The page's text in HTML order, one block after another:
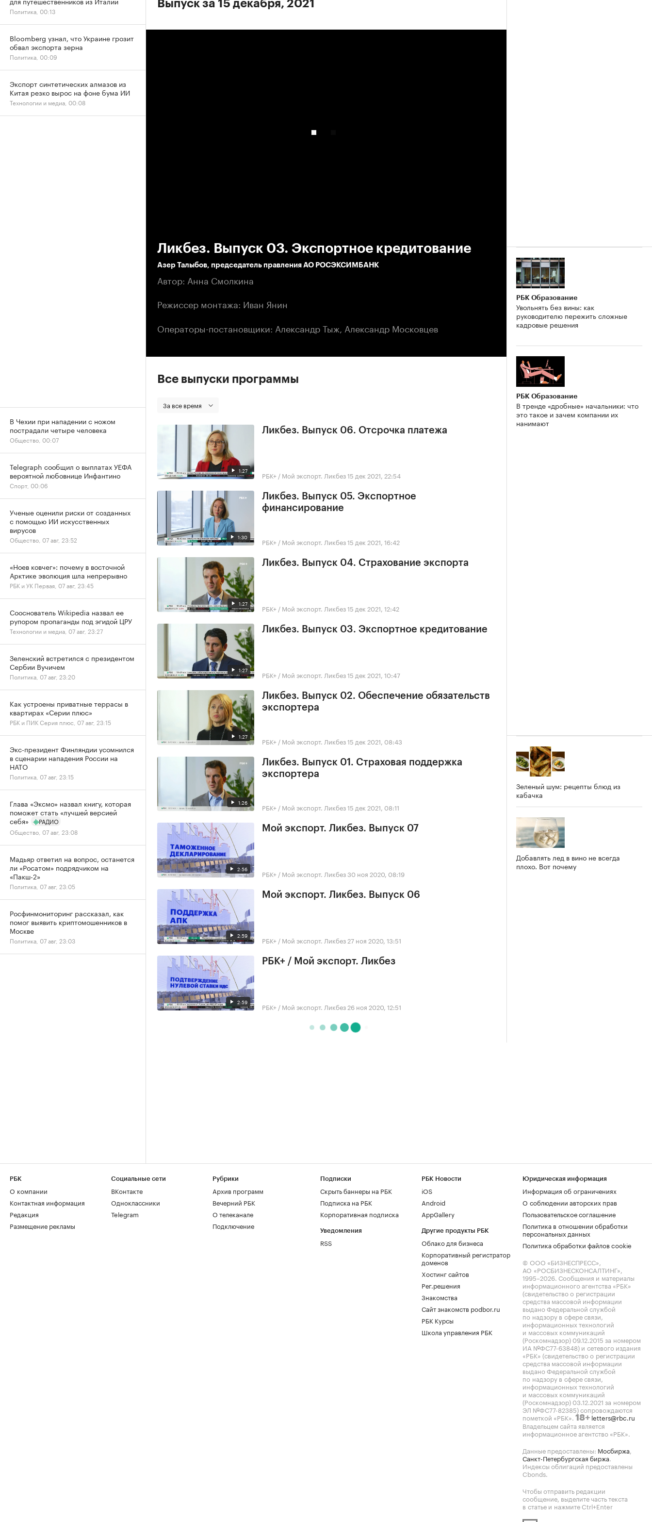
Выпуск за 15 декабря, 2021
Ликбез. Выпуск 03. Экспортное кредитование
Азер Талыбов, председатель правления АО РОСЭКСИМБАНК
Автор: Анна Смолкина
Режиссер монтажа: Иван Янин
Операторы-постановщики: Александр Тыж, Александр Московцев
Все выпуски программы
За все время
1:27
Ликбез. Выпуск 06. Отсрочка платежа
РБК+ / Мой экспорт. Ликбез15 дек 2021, 22:54
1:30
Ликбез. Выпуск 05. Экспортное
финансирование
РБК+ / Мой экспорт. Ликбез15 дек 2021, 16:42
1:27
Ликбез. Выпуск 04. Страхование экспорта
РБК+ / Мой экспорт. Ликбез15 дек 2021, 12:42
1:27
Ликбез. Выпуск 03. Экспортное кредитование
РБК+ / Мой экспорт. Ликбез15 дек 2021, 10:47
1:27
Ликбез. Выпуск 02. Обеспечение обязательств
экспортера
РБК+ / Мой экспорт. Ликбез15 дек 2021, 08:43
1:26
Ликбез. Выпуск 01. Страховая поддержка
экспортера
РБК+ / Мой экспорт. Ликбез15 дек 2021, 08:11
2:56
Мой экспорт. Ликбез. Выпуск 07
РБК+ / Мой экспорт. Ликбез30 ноя 2020, 08:19
2:59
Мой экспорт. Ликбез. Выпуск 06
РБК+ / Мой экспорт. Ликбез 27 ноя 2020, 13:51
2:59
РБК+ / Мой экспорт. Ликбез
РБК+ / Мой экспорт. Ликбез 26 ноя 2020, 12:51
РБК Образование
Увольнять без вины: как
руководителю пережить сложные
кадровые решения
РБК Образование
В тренде «дробные» начальники: что
это такое и зачем компании их
нанимают
Зеленый шум: рецепты блюд из
кабачка
Добавлять лед в вино не всегда
плохо. Вот почему
Политика, 00:13
Bloomberg узнал, что Украине грозит
обвал экспорта зерна
Политика, 00:09
Экспорт синтетических алмазов из
Китая резко вырос на фоне бума ИИ
Технологии и медиа, 00:08
В Чехии при нападении с ножом
пострадали четыре человека
Общество, 00:07
Telegraph сообщил о выплатах УЕФА
вероятной любовнице Инфантино
Спорт, 00:06
Ученые оценили риски от созданных
с помощью ИИ искусственных
вирусов
Общество, 07 авг, 23:52
«Ноев ковчег»: почему в восточной
Арктике эволюция шла непрерывно
РБК и УК Первая, 07 авг, 23:45
Сооснователь Wikipedia назвал ее
рупором пропаганды под эгидой ЦРУ
Технологии и медиа, 07 авг, 23:27
Зеленский встретился с президентом
Сербии Вучичем
Политика, 07 авг, 23:20
Как устроены приватные террасы в
квартирах «Серии плюс»
РБК и ПИК Серия плюс, 07 авг, 23:15
Экс-президент Финляндии усомнился
в сценарии нападения России на
НАТО
Политика, 07 авг, 23:15
Глава «Эксмо» назвал книгу, которая
поможет стать «лучшей версией
себя»
РАДИО
Общество, 07 авг, 23:08
Мадьяр ответил на вопрос, останется
ли «Росатом» подрядчиком на
«Пакш-2»
Политика, 07 авг, 23:05
Росфинмониторинг рассказал, как
помог выявить криптомошенников в
Москве
Политика, 07 авг, 23:03
РБК
О компании
Контактная информация
Редакция
Размещение рекламы
Социальные сети
ВКонтакте
Одноклассники
Telegram
Рубрики
Архив программ
Вечерний РБК
О телеканале
Подключение
Подписки
Скрыть баннеры на РБК
Подписка на РБК
Корпоративная подписка
Уведомления
RSS
РБК Новости
iOS
Android
AppGallery
Другие продукты РБК
Облако для бизнеса
Корпоративный регистратор
доменов
Хостинг сайтов
Рег.решения
Знакомства
Сайт знакомств podbor.ru
РБК Курсы
Школа управления РБК
Юридическая информация
Информация об ограничениях
О соблюдении авторских прав
Пользовательское соглашение
Политика в отношении обработки
персональных данных
Политика обработки файлов cookie
© ООО «БИЗНЕСПРЕСС»,
АО «РОСБИЗНЕСКОНСАЛТИНГ»,
1995–2026. Сообщения и материалы
информационного агентства «РБК»
(свидетельство о регистрации
средства массовой информации
выдано Федеральной службой
по надзору в сфере связи,
информационных технологий
и массовых коммуникаций
(Роскомнадзор) 09.12.2015 за номером
ИА №ФС77-63848) и сетевого издания
«РБК» (свидетельство о регистрации
средства массовой информации
выдано Федеральной службой
по надзору в сфере связи,
информационных технологий
и массовых коммуникаций
(Роскомнадзор) 03.12.2021 за номером
ЭЛ №ФС77-82385) сопровождаются
пометкой «РБК». 18+ letters@rbc.ru
Владельцем сайта является
информационное агентство «РБК».
Данные предоставлены: Мосбиржа,
Санкт-Петербургская биржа.
Индексы облигаций предоставлены
Cbonds.
Чтобы отправить редакции
сообщение, выделите часть текста
в статье и нажмите Ctrl+Enter